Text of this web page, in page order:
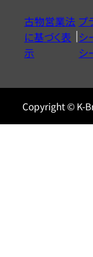
古物営業法
に基づく表
示
プ
シ
シ
Copyright © K-